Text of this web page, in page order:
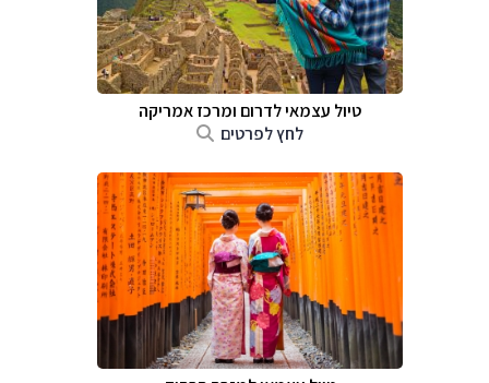
טיול עצמאי לדרום ומרכז אמריקה
לחץ לפרטים